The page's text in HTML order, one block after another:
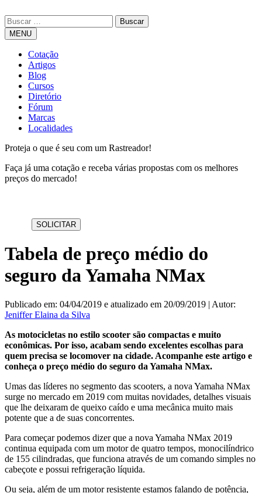
MENU
Cotação
Artigos
Blog
Cursos
Diretório
Fórum
Marcas
Localidades
Proteja o que é seu com um Rastreador!
Faça já uma cotação e receba várias propostas com os melhores
preços do mercado!
Tabela de preço médio do
seguro da Yamaha NMax
Publicado em: 04/04/2019 e atualizado em 20/09/2019 | Autor:
Jeniffer Elaina da Silva
As motocicletas no estilo scooter são compactas e muito
econômicas. Por isso, acabam sendo excelentes escolhas para
quem precisa se locomover na cidade. Acompanhe este artigo e
conheça o preço médio do seguro da Yamaha NMax.
Umas das líderes no segmento das scooters, a nova Yamaha NMax
surge no mercado em 2019 com muitas novidades, detalhes visuais
que lhe deixaram de queixo caído e uma mecânica muito mais
potente que a de suas concorrentes.
Para começar podemos dizer que a nova Yamaha NMax 2019
continua equipada com um motor de quatro tempos, monocilíndrico
de 155 cilindradas, que funciona através de um comando simples no
cabeçote e possui refrigeração líquida.
Ou seja, além de um motor resistente estamos falando de potência,